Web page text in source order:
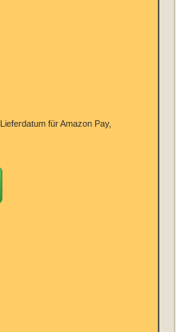
Lieferdatum für Amazon Pay,